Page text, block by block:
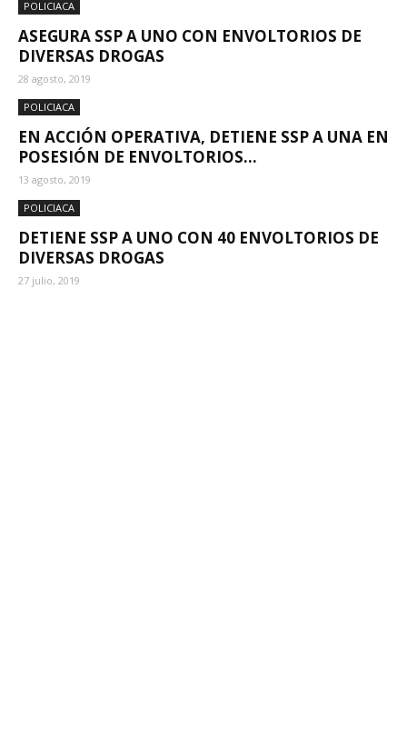
POLICIACA
ASEGURA SSP A UNO CON ENVOLTORIOS DE
DIVERSAS DROGAS
28 agosto, 2019
POLICIACA
EN ACCIÓN OPERATIVA, DETIENE SSP A UNA EN
POSESIÓN DE ENVOLTORIOS...
13 agosto, 2019
POLICIACA
DETIENE SSP A UNO CON 40 ENVOLTORIOS DE
DIVERSAS DROGAS
27 julio, 2019